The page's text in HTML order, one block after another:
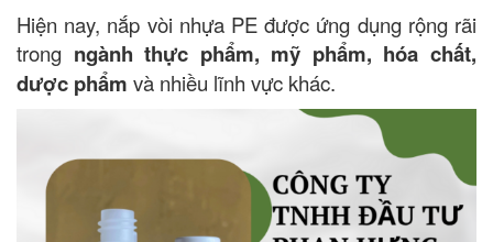
Hiện nay, nắp vòi nhựa PE được ứng dụng rộng rãi
trong ngành thực phẩm, mỹ phẩm, hóa chất,
dược phẩm và nhiều lĩnh vực khác.